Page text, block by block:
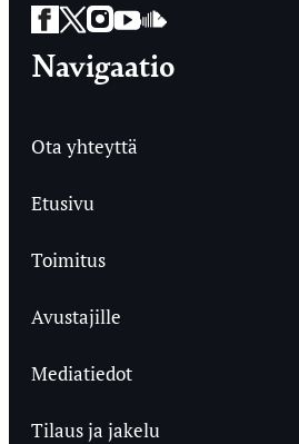
Facebook
Twitter
Instagram
YouTube
SoundCloud
Navigaatio
Ota yhteyttä
Etusivu
Toimitus
Avustajille
Mediatiedot
Tilaus ja jakelu